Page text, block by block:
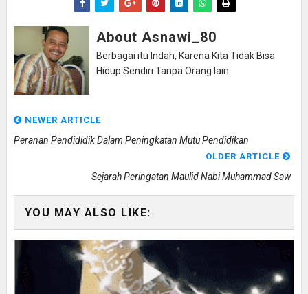
About Asnawi_80
Berbagai itu Indah, Karena Kita Tidak Bisa
Hidup Sendiri Tanpa Orang lain.
NEWER ARTICLE
Peranan Pendididik Dalam Peningkatan Mutu Pendidikan
OLDER ARTICLE
Sejarah Peringatan Maulid Nabi Muhammad Saw
YOU MAY ALSO LIKE: